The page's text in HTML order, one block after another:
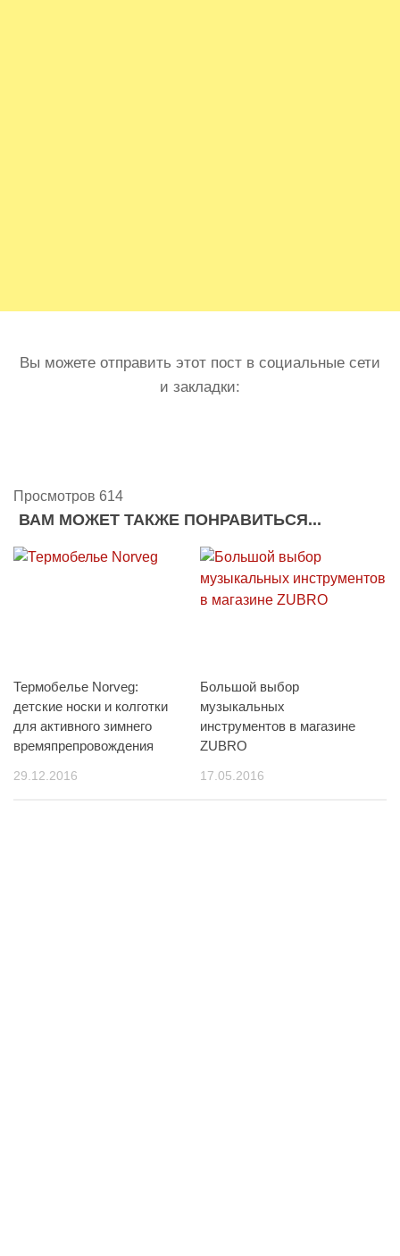
Вы можете отправить этот пост в социальные сети
и закладки:
Просмотров 614
ВАМ МОЖЕТ ТАКЖЕ ПОНРАВИТЬСЯ...
Термобелье Norveg:
детские носки и колготки
для активного зимнего
времяпрепровождения
29.12.2016
Большой выбор
музыкальных
инструментов в магазине
ZUBRO
17.05.2016